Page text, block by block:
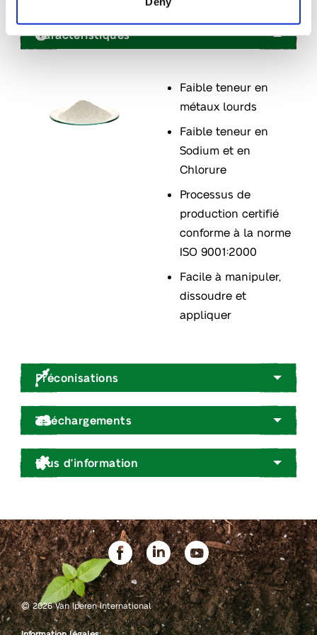
Caractéristiques
Faible teneur en
métaux lourds
Faible teneur en
Sodium et en
Chlorure
Processus de
production certifié
conforme à la norme
ISO 9001:2000
Facile à manipuler,
dissoudre et
appliquer
Préconisations
Téléchargements
Plus d'information
©2026 Van Iperen International